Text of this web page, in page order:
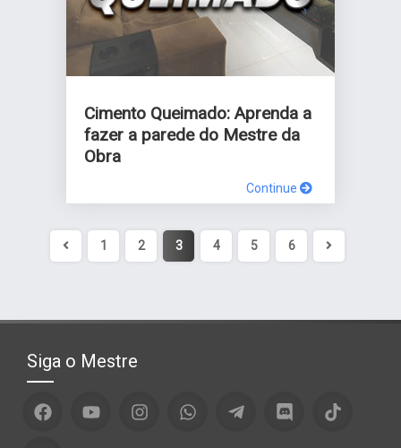
Cimento Queimado: Aprenda a
fazer a parede do Mestre da
Obra
Continue
1 2 3 4 5 6
Siga o Mestre